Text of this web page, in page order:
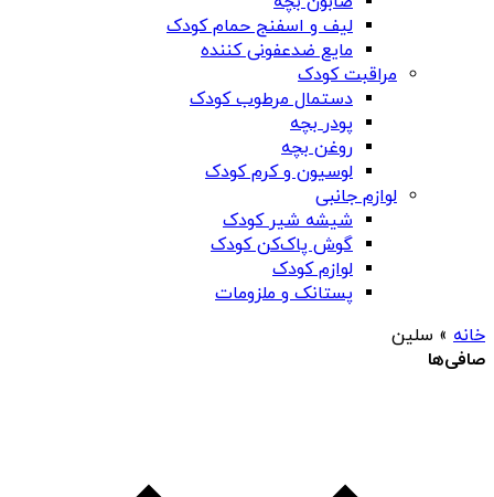
لیف و اسفنج حمام کودک
مایع ضدعفونی کننده
مراقبت کودک
دستمال مرطوب کودک
پودر بچه
روغن بچه
لوسیون و کرم کودک
لوازم جانبی
شیشه شیر کودک
گوش پاک‌کن کودک
لوازم کودک
پستانک و ملزومات
خانه » سلین
صافی‌ها